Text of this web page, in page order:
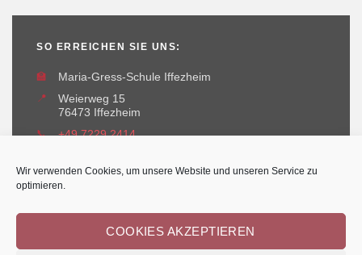
Wir verwenden Cookies, um unsere Website und unseren Service zu
optimieren.
COOKIES AKZEPTIEREN
SO ERREICHEN SIE UNS:
🏫
Maria-Gress-Schule Iffezheim
📍
Weierweg 15
76473 Iffezheim
📞
+49 7229 2414